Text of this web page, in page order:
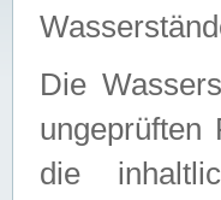
Die
ungeprüften
die